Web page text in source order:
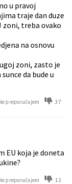
u pravoj
traje dan duze
zoni, treba ovako
na osnovu
zoni, zasto je
da bude u
preporučujem 37
EU koja je doneta
preporučujem 12